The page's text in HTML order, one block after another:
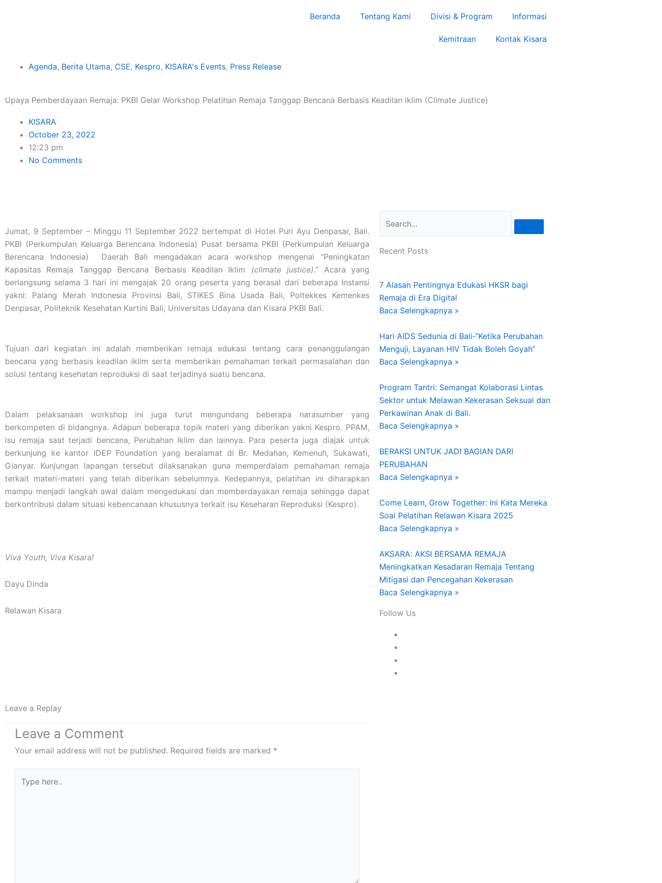
Beranda Tentang Kami Divisi & Program Informasi
Kemitraan Kontak Kisara
Agenda, Berita Utama, CSE, Kespro, KISARA's Events, Press Release
Upaya Pemberdayaan Remaja: PKBI Gelar Workshop Pelatihan Remaja Tanggap Bencana Berbasis Keadilan lklim (Climate Justice)
KISARA
October 23, 2022
12:23 pm
No Comments
Jumat, 9 September – Minggu 11 September 2022 bertempat di Hotel Puri Ayu Denpasar, Bali.
PKBI (Perkumpulan Keluarga Berencana Indonesia) Pusat bersama PKBI (Perkumpulan Keluarga
Berencana Indonesia) Daerah Bali mengadakan acara workshop mengenai “Peningkatan
Kapasitas Remaja Tanggap Bencana Berbasis Keadilan Iklim (climate justice).” Acara yang
berlangsung selama 3 hari ini mengajak 20 orang peserta yang berasal dari beberapa Instansi
yakni: Palang Merah Indonesia Provinsi Bali, STIKES Bina Usada Bali, Poltekkes Kemenkes
Denpasar, Politeknik Kesehatan Kartini Bali, Universitas Udayana dan Kisara PKBI Bali.
Tujuan dari kegiatan ini adalah memberikan remaja edukasi tentang cara penanggulangan
bencana yang berbasis keadilan iklim serta memberikan pemahaman terkait permasalahan dan
solusi tentang kesehatan reproduksi di saat terjadinya suatu bencana.
Dalam pelaksanaan workshop ini juga turut mengundang beberapa narasumber yang
berkompeten di bidangnya. Adapun beberapa topik materi yang diberikan yakni Kespro. PPAM,
isu remaja saat terjadi bencana, Perubahan Iklim dan lainnya. Para peserta juga diajak untuk
berkunjung ke kantor IDEP Foundation yang beralamat di Br. Medahan, Kemenuh, Sukawati,
Gianyar. Kunjungan lapangan tersebut dilaksanakan guna memperdalam pemahaman remaja
terkait materi-materi yang telah diberikan sebelumnya. Kedepannya, pelatihan ini diharapkan
mampu menjadi langkah awal dalam mengedukasi dan memberdayakan remaja sehingga dapat
berkontribusi dalam situasi kebencanaan khususnya terkait isu Keseharan Reproduksi (Kespro).
Viva Youth, Viva Kisara!
Dayu Dinda
Relawan Kisara
Leave a Replay
Leave a Comment
Your email address will not be published. Required fields are marked *
here..
Recent Posts
7 Alasan Pentingnya Edukasi HKSR bagi
Remaja di Era Digital
Baca Selengkapnya »
Hari AIDS Sedunia di Bali-“Ketika Perubahan
Menguji, Layanan HIV Tidak Boleh Goyah”
Baca Selengkapnya »
Program Tantri: Semangat Kolaborasi Lintas
Sektor untuk Melawan Kekerasan Seksual dan
Perkawinan Anak di Bali.
Baca Selengkapnya »
BERAKSI UNTUK JADI BAGIAN DARI
PERUBAHAN
Baca Selengkapnya »
Come Learn, Grow Together: Ini Kata Mereka
Soal Pelatihan Relawan Kisara 2025
Baca Selengkapnya »
AKSARA: AKSI BERSAMA REMAJA
Meningkatkan Kesadaran Remaja Tentang
Mitigasi dan Pencegahan Kekerasan
Baca Selengkapnya »
Follow Us